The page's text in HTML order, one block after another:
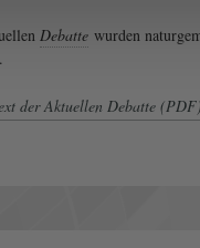
Debatte wurden
der Aktuellen Debatte (PDF)